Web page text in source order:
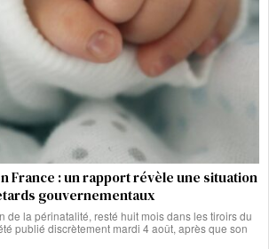
France : un rapport révèle une situation
gouvernementaux
de la périnatalité, resté huit mois dans les tiroirs du
publié discrètement mardi 4 août, après que son